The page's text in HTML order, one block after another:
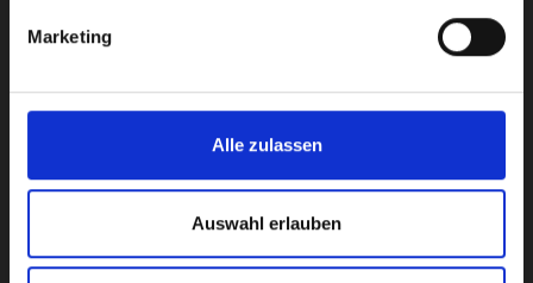
Marketing
Alle zulassen
Auswahl erlauben
Melden Sie sich noch heute an, und Sie
werden von einem unserer Experten
kontaktiert.
Submit